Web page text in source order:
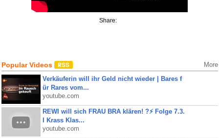
Share:
Popular Videos More
Verkäuferin will ihr Geld nicht wieder | Bares f
ür Rares vom...
youtube.com
REWI will sich FRAU BRA klären! ?⚡️ Folge 7.3.
I Krass Klas...
youtube.com